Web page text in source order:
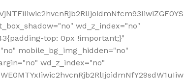
wd_z_index="no"
top: 0px !important;}"
mobile_bg_img_hidden="no"
wd_z_index="no"